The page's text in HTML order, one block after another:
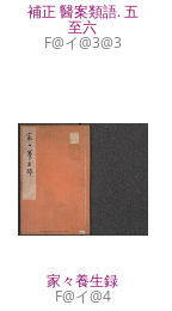
補正 醫案類語. 五
至六
F@イ@3@3
家々養生録
F@イ@4